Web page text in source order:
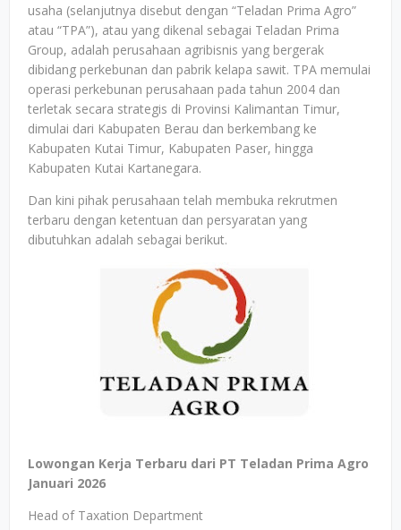
usaha (selanjutnya disebut dengan “Teladan Prima Agro”
atau “TPA”), atau yang dikenal sebagai Teladan Prima
Group, adalah perusahaan agribisnis yang bergerak
dibidang perkebunan dan pabrik kelapa sawit. TPA memulai
operasi perkebunan perusahaan pada tahun 2004 dan
terletak secara strategis di Provinsi Kalimantan Timur,
dimulai dari Kabupaten Berau dan berkembang ke
Kabupaten Kutai Timur, Kabupaten Paser, hingga
Kabupaten Kutai Kartanegara.
Dan kini pihak perusahaan telah membuka rekrutmen
terbaru dengan ketentuan dan persyaratan yang
dibutuhkan adalah sebagai berikut.
Lowongan Kerja Terbaru dari PT Teladan Prima Agro
Januari 2026
Head of Taxation Department